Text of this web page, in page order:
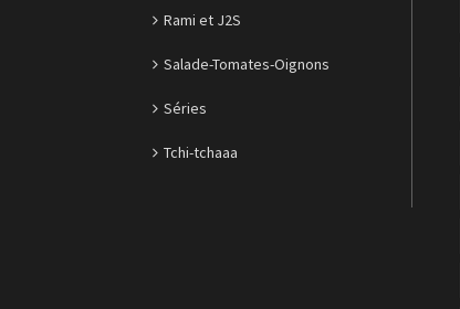
Rami et J2S
Salade-Tomates-Oignons
Séries
Tchi-tchaaa